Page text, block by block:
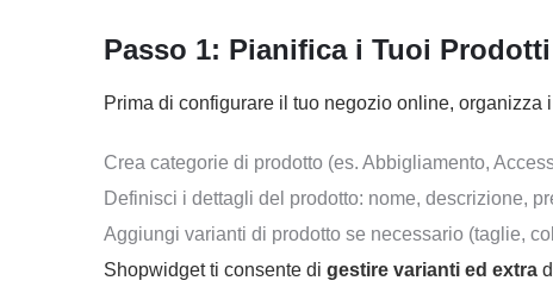
Passo 1: Pianifica i Tuoi
Prima di configurare il tuo negozio online, organizza
Crea categorie di prodotto (es. Abbigliamento,
Definisci i dettagli del prodotto: nome, descrizione,
Aggiungi varianti di prodotto se necessario (taglie,
Shopwidget ti consente di gestire varianti ed extra